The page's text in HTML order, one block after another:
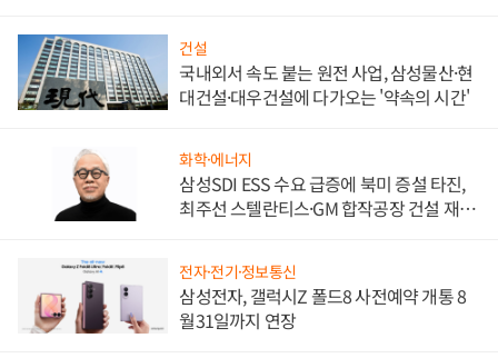
건설
국내외서 속도 붙는 원전 사업, 삼성물산·현
대건설·대우건설에 다가오는 '약속의 시간'
화학·에너지
삼성SDI ESS 수요 급증에 북미 증설 타진,
최주선 스텔란티스·GM 합작공장 건설 재추
전자·전기·정보통신
삼성전자, 갤럭시Z 폴드8 사전예약 개통 8
월31일까지 연장